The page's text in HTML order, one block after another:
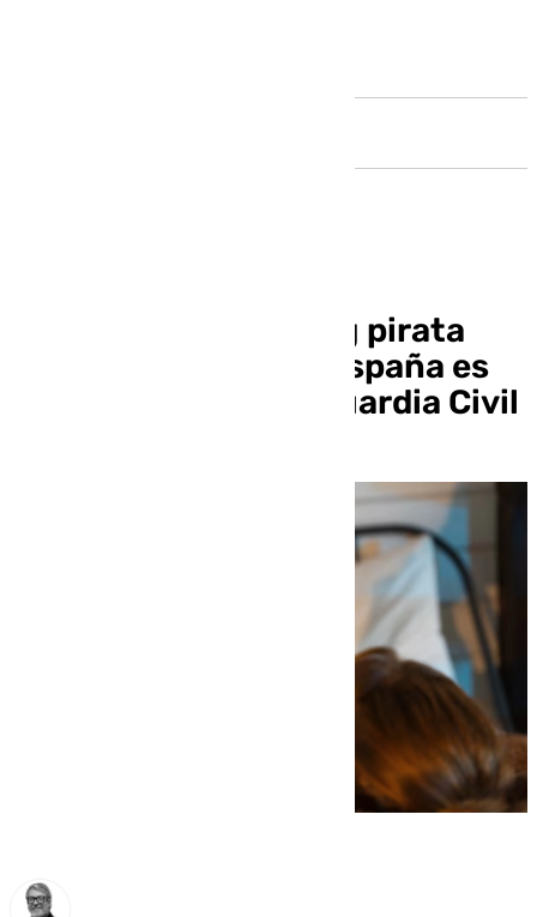
El canal de streaming pirata
más importante en España es
desactivado por la Guardia Civil